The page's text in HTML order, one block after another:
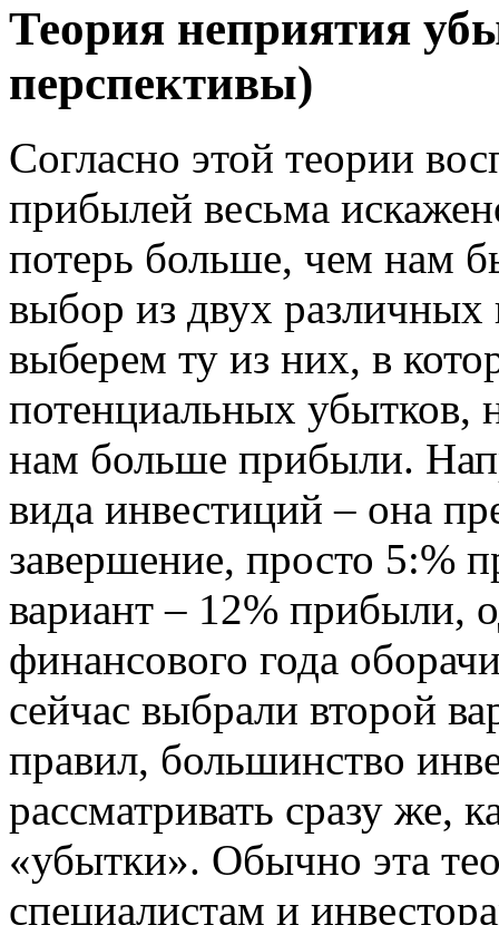
Теория неприятия
перспективы)
Согласно этой теории
прибылей весьма
потерь больше, чем нам
выбор из двух
выберем ту из них, в
потенциальных убытков,
нам больше прибыли.
вида инвестиций – она
завершение, просто 5:%
вариант – 12% прибыли,
финансового года
сейчас выбрали второй
правил, большинство
рассматривать сразу же,
«убытки». Обычно эта
специалистам и